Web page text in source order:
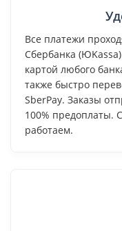
Все платежи
Сбербанка
картой любого
также быстро
SberPay. Заказы
100% предоплаты.
работаем.